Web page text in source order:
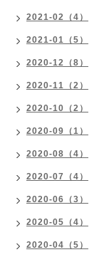
2021-02（4）
2021-01（5）
2020-12（8）
2020-11（2）
2020-10（2）
2020-09（1）
2020-08（4）
2020-07（4）
2020-06（3）
2020-05（4）
2020-04（5）